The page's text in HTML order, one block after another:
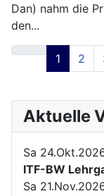
Dan) nahm die
den...
1 2
Aktuelle
Sa
ITF-BW
Sa